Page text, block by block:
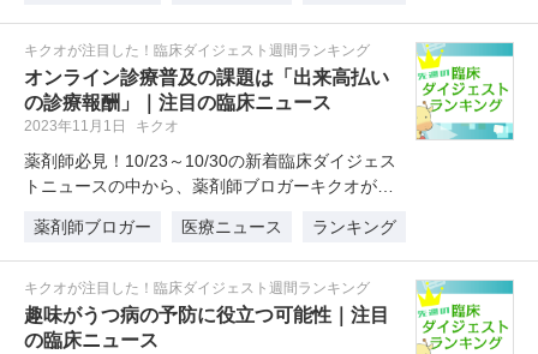
キクオが注目した！臨床ダイジェスト週間ランキング
オンライン診療普及の課題は「出来高払い
の診療報酬」｜注目の臨床ニュース
2023年11月1日 キクオ
薬剤師必見！10/23～10/30の新着臨床ダイジェス
トニュースの中から、薬剤師ブロガーキクオが注
薬剤師ブロガー
医療ニュース ランキング
キクオが注目した！臨床ダイジェスト週間ランキング
趣味がうつ病の予防に役立つ可能性｜注目
の臨床ニュース